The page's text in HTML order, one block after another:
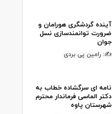
آینده گردشگری هورامان و
ضرورت توانمندسازی نسل
جوان
✍: رامین پی بردی
نامه ای سرگشاده خطاب به
دکتر الماسی فرماندار محترم
شهرستان پاوه